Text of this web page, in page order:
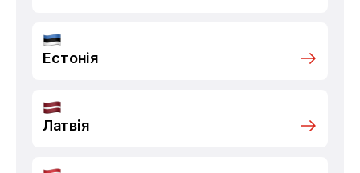
Естонія
Латвія